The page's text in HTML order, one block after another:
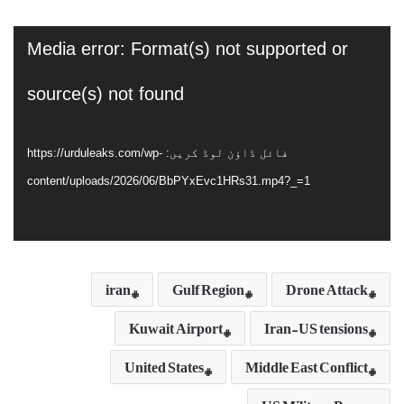
Media error: Format(s) not supported or
source(s) not found
فائل ڈاؤن لوڈ کریں: https://urduleaks.com/wp-
content/uploads/2026/06/BbPYxEvc1HRs31.mp4?_=1
Drone Attack
Gulf Region
iran
Iran-US tensions
Kuwait Airport
Middle East Conflict
United States